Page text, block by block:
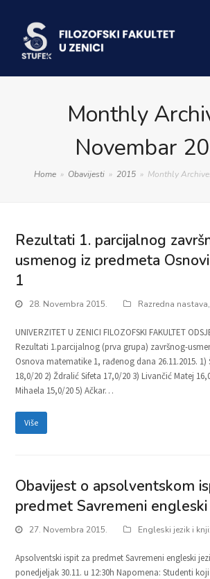
Monthly
Novembar
Home » Obavijesti » 2015 » Monthly
Rezultati 1. parcijalnog
usmenog iz predmeta
1
28. Novembra 2015. Razredna nastava,
UNIVERZITET U ZENICI FILOZOFSKI FAKULTET
Rezultati 1.parcijalnog (prva grupa) završnog-
Osnova matematike 1, rađenog dana 26.11.2015.
18,0/20 2) Ždralić Sifeta 17,0/20 3) Livančić Matej
Mihaela 15,0/20 5) Ačkar…
Više
Obavijest o apsolventskom
predmet Savremeni
27. Novembra 2015. Engleski jezik i
Apsolventski ispit za predmet Savremeni engleski
ponedjeljak 30.11. u 12:30h Napomena: Studenti